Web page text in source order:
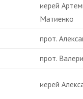
иерей
Матиенко
прот.
прот.
иерей